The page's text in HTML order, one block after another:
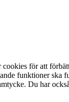
för att
funktioner ska
Du har